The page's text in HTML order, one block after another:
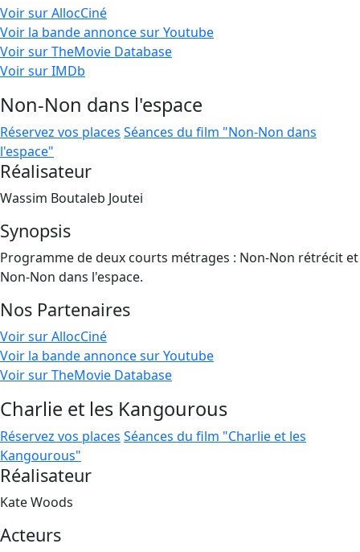
Voir sur AllocCiné
Voir la bande annonce sur Youtube
Voir sur TheMovie Database
Voir sur IMDb
Non-Non dans l'espace
Réservez vos places Séances du film "Non-Non dans
l'espace"
Réalisateur
Wassim Boutaleb Joutei
Synopsis
Programme de deux courts métrages : Non-Non rétrécit et
Non-Non dans l'espace.
Nos Partenaires
Voir sur AllocCiné
Voir la bande annonce sur Youtube
Voir sur TheMovie Database
Charlie et les Kangourous
Réservez vos places Séances du film "Charlie et les
Kangourous"
Réalisateur
Kate Woods
Acteurs